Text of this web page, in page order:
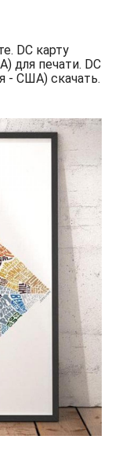
DC карту
для печати. DC
- США) скачать.